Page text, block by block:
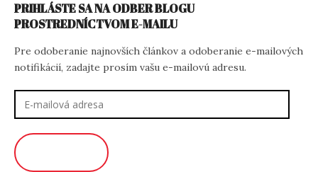
PRIHLÁSTE SA NA ODBER BLOGU
PROSTREDNÍCTVOM E-MAILU
Pre odoberanie najnovších článkov a odoberanie e-mailových
notifikácií, zadajte prosím vašu e-mailovú adresu.
adresa